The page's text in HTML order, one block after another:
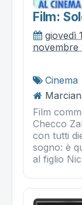
Film:
giovedì
novembre
Cinema
Film
Checco
con tutti
sogno: è
al figlio